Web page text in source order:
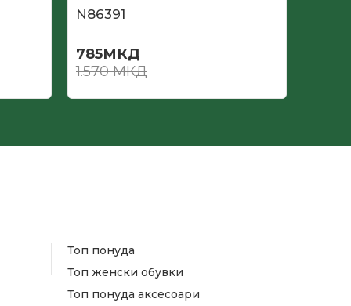
N86391
785МКД
1.570МКД
Топ понуда
Топ женски обувки
Топ понуда аксесоари